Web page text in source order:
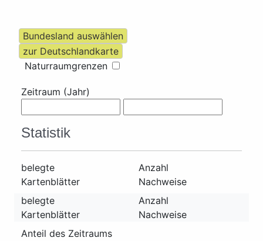
Naturraumgrenzen
Zeitraum (Jahr)
Statistik
belegte
Kartenblätter
Anzahl
Nachweise
belegte
Kartenblätter
Anzahl
Nachweise
Anteil des Zeitraums